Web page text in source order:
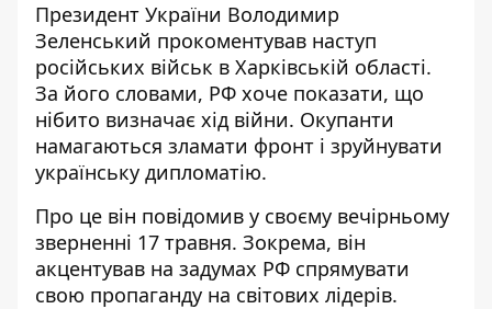
Президент України Володимир
Зеленський прокоментував наступ
російських військ в Харківській області.
За його словами, РФ хоче показати, що
нібито визначає хід війни. Окупанти
намагаються зламати фронт і зруйнувати
українську дипломатію.
Про це він повідомив у своєму вечірньому
зверненні 17 травня. Зокрема, він
акцентував на задумах РФ спрямувати
свою пропаганду на світових лідерів.